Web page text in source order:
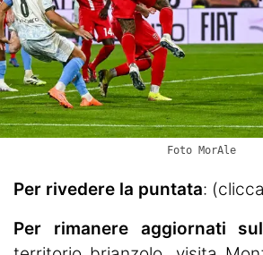
Foto MorAle
Per rivedere la puntata:
Per rimanere aggiornati